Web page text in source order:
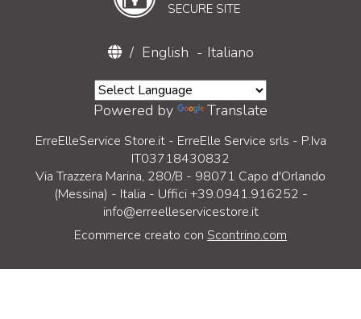
SECURE SITE
/ English - Italiano
Powered by Translate
ErreElleService Store.it - ErreElle Service srls - P.Iva
IT03718430832
Via Trazzera Marina, 280/B - 98071 Capo d'Orlando
(Messina) - Italia - Uffici +39.0941.916252 -
info@erreelleservicestore.it
Ecommerce creato con Scontrino.com